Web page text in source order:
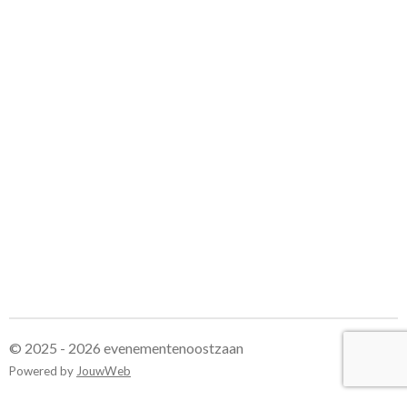
© 2025 - 2026 evenementenoostzaan
Powered by JouwWeb